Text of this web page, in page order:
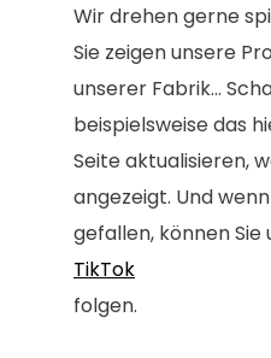
Wir drehen gerne
Sie zeigen unsere
unserer Fabrik...
beispielsweise das
Seite aktualisieren,
angezeigt. Und
gefallen, können Sie
TikTok
folgen.